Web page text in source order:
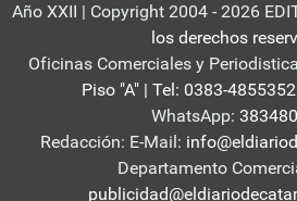
Año XXII | Copyright 2004 - 2026
los derechos
Oficinas Comerciales y
Piso "A" | Tel: 0383-
WhatsApp:
Redacción: E-Mail:
Departamento